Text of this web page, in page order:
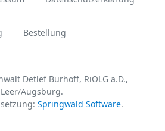
Bestellung
Detlef Burhoff, RiOLG a.D.,
Leer/Augsburg.
Springwald Software.